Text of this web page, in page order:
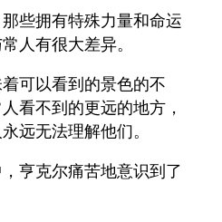
些拥有特殊力量和命运
人有很大差异。
可以看到的景色的不
看不到的更远的地方，
无法理解他们。
亨克尔痛苦地意识到了